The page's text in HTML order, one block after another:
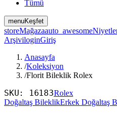
Tümü
menuKeşfet
storeMağazaauto_awesome
ArşiviloginGiriş
Anasayfa
/Koleksiyon
/Florit Bileklik Rolex
SKU: 16183Rolex
Doğaltaş BileklikErkek Doğaltaş